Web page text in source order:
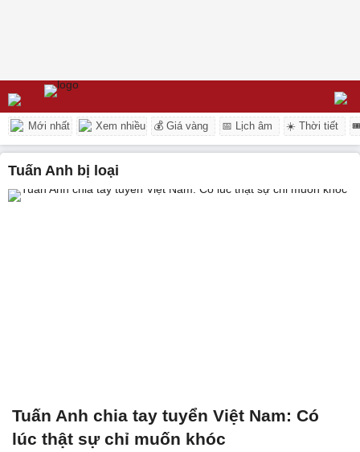
Mới nhất Xem nhiều 💰 Giá vàng 📅 Lịch âm ☀️ Thời tiết
Tuấn Anh bị loại
Tuấn Anh chia tay tuyển Việt Nam: Có
lúc thật sự chỉ muốn khóc